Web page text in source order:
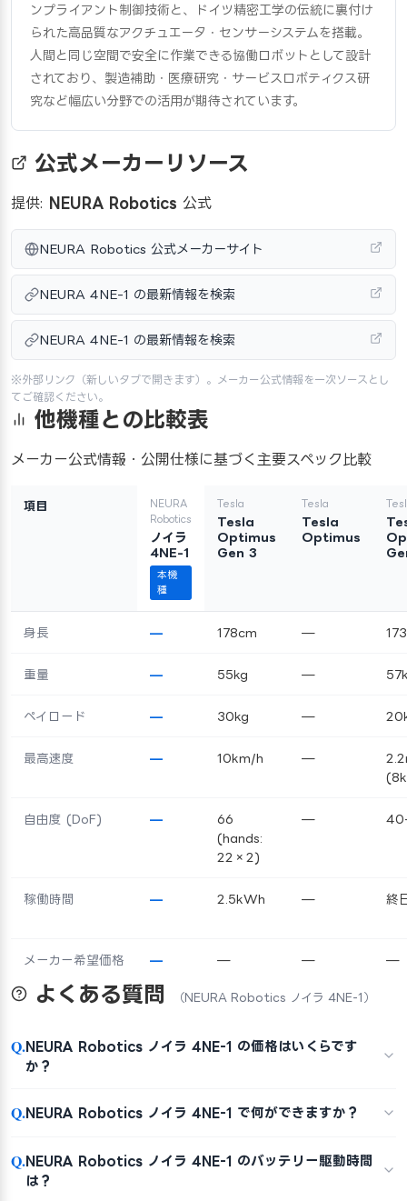
ンプライアント制御技術と、ドイツ精密工学の伝統に裏付け
られた高品質なアクチュエータ・センサーシステムを搭載。
人間と同じ空間で安全に作業できる協働ロボットとして設計
されており、製造補助・医療研究・サービスロボティクス研
究など幅広い分野での活用が期待されています。
公式メーカーリソース
提供: NEURA Robotics 公式
NEURA Robotics 公式メーカーサイト
NEURA 4NE-1 の最新情報を検索
NEURA 4NE-1 の最新情報を検索
※外部リンク（新しいタブで開きます）。メーカー公式情報を一次ソースとし
てご確認ください。
他機種との比較表
メーカー公式情報・公開仕様に基づく主要スペック比較
項目
NEURA
Robotics
ノイラ
4NE-1
本機
種
Tesla
Tesla
Optimus
Gen 3
Tesla
Tesla
Optimus
身長 — 178cm —
重量 — 55kg —
ペイロード — 30kg —
最高速度 — 10km/h —
自由度 (DoF) —
66
(hands:
22×2)
—
稼働時間 — 2.5kWh — 終
メーカー希望価格 — — — —
よくある質問 （NEURA Robotics ノイラ 4NE-1）
Q.NEURA Robotics ノイラ 4NE-1 の価格はいくらです
か？
Q.NEURA Robotics ノイラ 4NE-1 で何ができますか？
Q.NEURA Robotics ノイラ 4NE-1 のバッテリー駆動時間
は？